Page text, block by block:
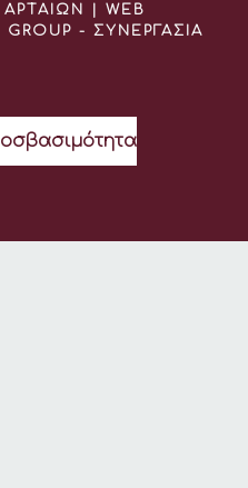
| WEB
GROUP - ΣΥΝΕΡΓΑΣΙΑ